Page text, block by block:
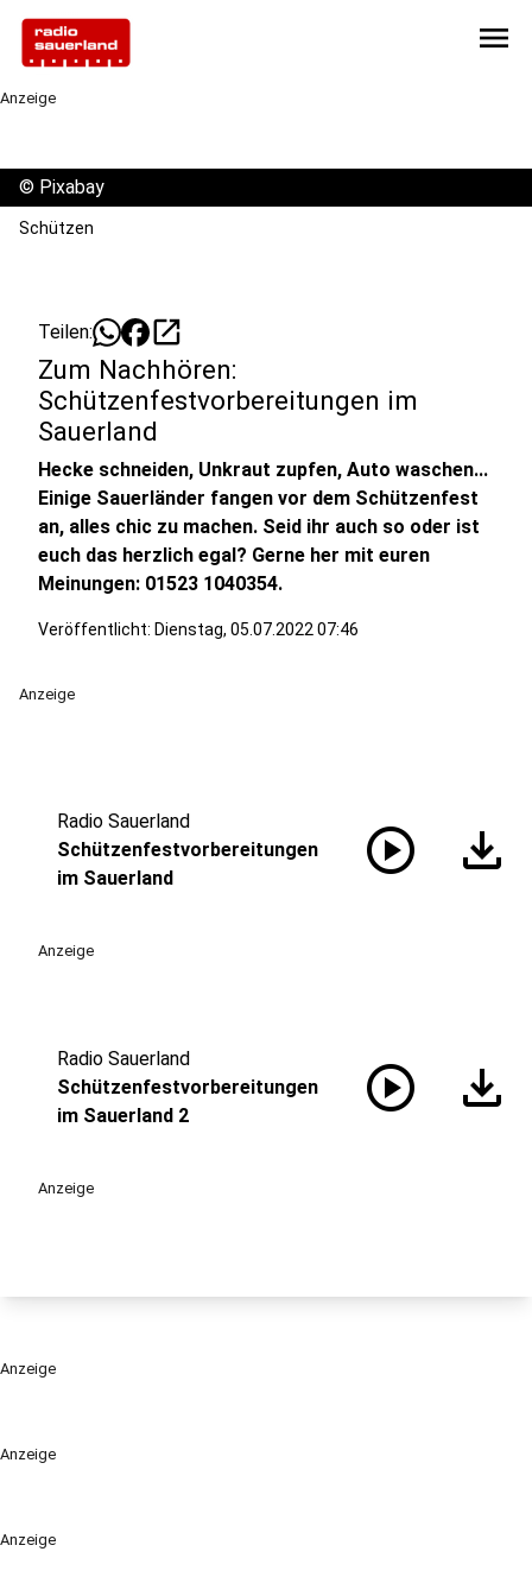
menu
Anzeige
Anzeige
Anzeige
© Pixabay
Schützen
Teilen: open_in_new
Zum Nachhören:
Schützenfestvorbereitungen im
Sauerland
Hecke schneiden, Unkraut zupfen, Auto waschen...
Einige Sauerländer fangen vor dem Schützenfest
an, alles chic zu machen. Seid ihr auch so oder ist
euch das herzlich egal? Gerne her mit euren
Meinungen: 01523 1040354.
Veröffentlicht: Dienstag, 05.07.2022 07:46
Anzeige
Radio Sauerland
Schützenfestvorbereitungen
im Sauerland
play_circle download
Anzeige
Radio Sauerland
Schützenfestvorbereitungen
im Sauerland 2
play_circle download
Anzeige
Anzeige